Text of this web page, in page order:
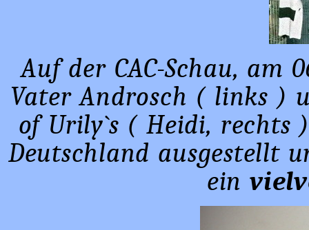
Auf der CAC-Schau, am
Vater Androsch ( links )
of Urily`s ( Heidi, rechts
Deutschland ausgestellt
ein